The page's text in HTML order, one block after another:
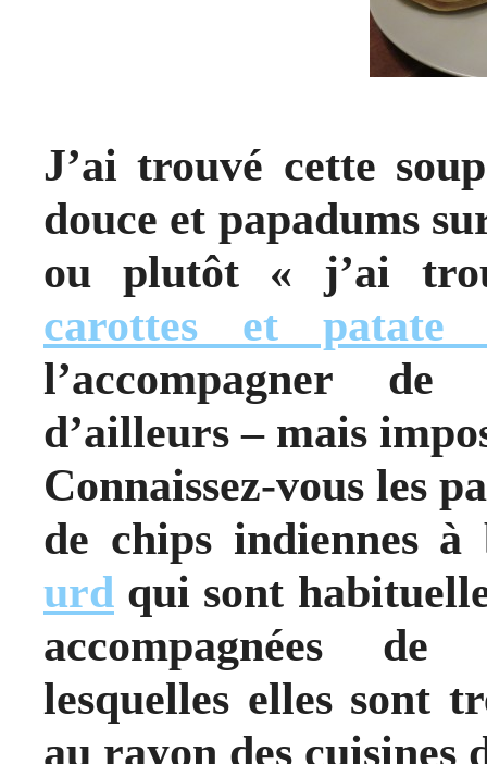
J’ai trouvé cette
douce et papadums
ou plutôt « j’ai
carottes et patate
l’accompagner de
d’ailleurs – mais
Connaissez-vous les
de chips indiennes
urd qui sont
accompagnées de
lesquelles elles sont
au rayon des cuisines